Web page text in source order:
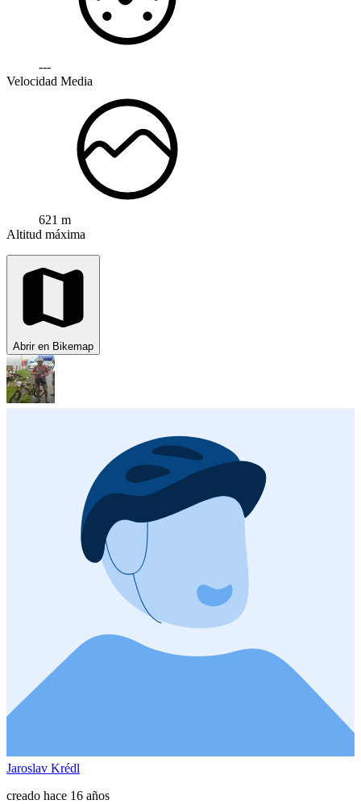
---
Velocidad Media
621 m
Altitud máxima
Abrir en Bikemap
Jaroslav Krédl
creado hace 16 años